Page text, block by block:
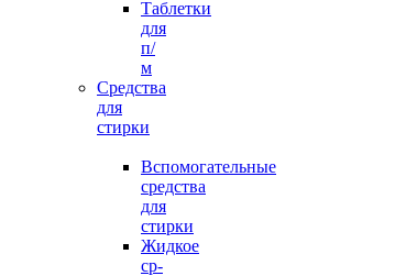
Таблетки
для
п/
м
Средства
для
стирки
Вспомогательные
средства
для
стирки
Жидкое
ср-